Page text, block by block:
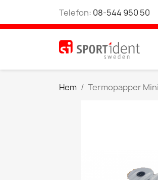
Telefon: 08-544 950 50
Hem Termopapper